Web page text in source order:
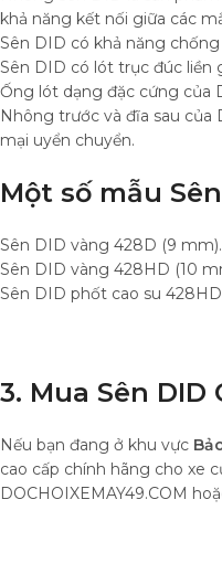
khả năng kết nối giữa các
Sên DID có khả năng
Sên DID có lót trục đúc liền
Ống lót dạng đặc cứng của
Nhông trước và đĩa sau
mại uyển chuyển.
Một số mẫu
Sên DID vàng 428D (9 mm).
Sên DID vàng 428HD (10
Sên DID phốt cao su
3. Mua Sên
Nếu bạn đang ở khu vực
cao cấp chính hãng cho xe
DOCHOIXEMAY49.COM